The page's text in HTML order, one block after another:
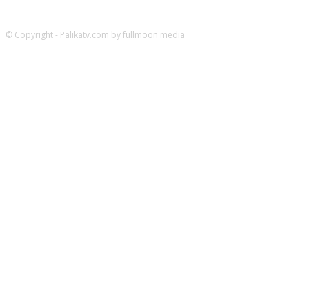
© Copyright - Palikatv.com by fullmoon media